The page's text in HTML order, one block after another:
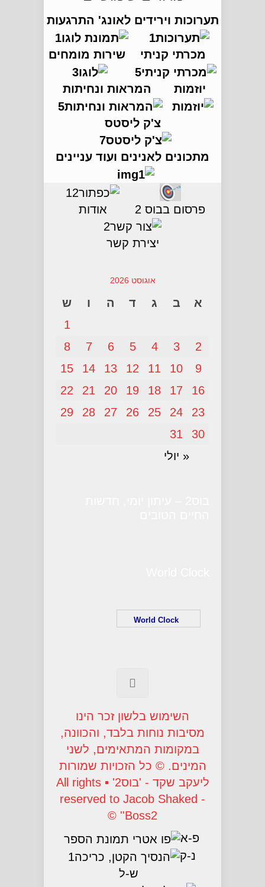
תערוכות וירידים לאונג' התרגעות
מכרתי קניתי שירות מומחים
יוזמות המראות ונחיתות
צ'ק ליסטס
מתכונים לאנינים ועוד עניינים
פרסום בבוס 2 אודות
יצירת קשר
אוגוסט 2026
א ב ג ד ה ו ש
« יולי
1
2
3
4
5
6
7
8
9
10
11
12
13
14
15
16
17
18
19
20
21
22
23
24
25
26
27
28
29
30
31
השימוש בלשון זכר הינו
מסיבות נוחות בלבד, והכוונה,
במקומות המתאימים, לשני
המינים. © כל הזכויות שמורות
ליעקב שקד - 'בוס2' ▪ All rights
reserved to Jacob Shaked -
'Boss2' ©
פ-א
נ-ק
ש-ל